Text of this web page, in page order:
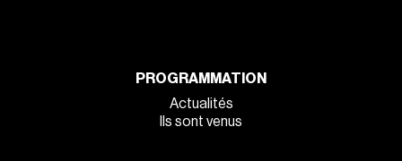
PROGRAMMATION
Actualités
Ils sont venus